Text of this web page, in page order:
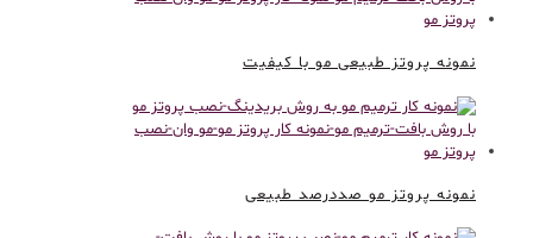
نمونه پروتز طبیعی مو با کیفیت
نمونه پروتز مو صددرصد طبیعی